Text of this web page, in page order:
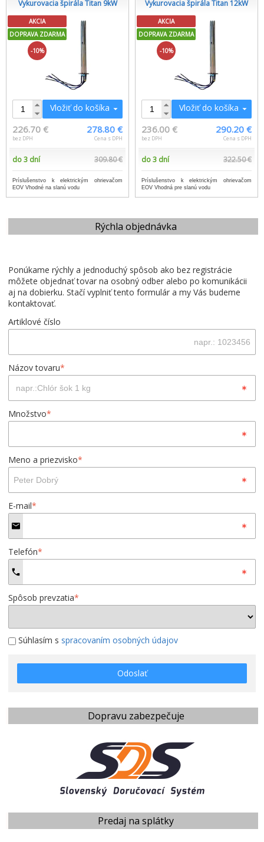
Rýchla objednávka
Ponúkame rýchly a jednoduchý spôsob ako bez registrácie
môžete objednať tovar na osobný odber alebo po komunikácii
aj na dobierku. Stačí vyplniť tento formulár a my Vás budeme
kontaktovať.
Artiklové číslo
Názov tovaru*
Množstvo*
Meno a priezvisko*
E-mail*
Telefón*
Spôsob prevzatia*
Súhlasím s spracovaním osobných údajov
Odoslať
Dopravu zabezpečuje
Predaj na splátky
Vykurovacia špirála Titan 9kW
AKCIA
DOPRAVA ZDARMA
-10%
Vložiť do košíka
226.70 €
bez DPH
278.80 €
Cena s DPH
do 3 dní 309.80 €
Príslušenstvo k elektrickým ohrievačom
EOV Vhodné na slanú vodu
Vykurovacia špirála Titan 12kW
AKCIA
DOPRAVA ZDARMA
-10%
Vložiť do košíka
236.00 €
bez DPH
290.20 €
Cena s DPH
do 3 dní 322.50 €
Príslušenstvo k elektrickým ohrievačom
EOV Vhodná pre slanú vodu